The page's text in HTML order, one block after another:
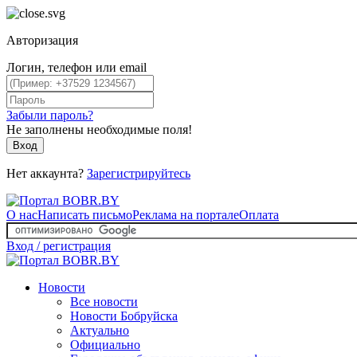
Авторизация
Логин, телефон или email
Забыли пароль?
Не заполнены необходимые поля!
Вход
Нет аккаунта? Зарегистрируйтесь
О насНаписать письмоРеклама на порталеОплата
Вход / регистрация
Новости
Все новости
Новости Бобруйска
Актуально
Официально